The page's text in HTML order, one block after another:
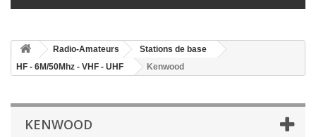
Radio-Amateurs
Stations de base
HF - 6M/50Mhz - VHF - UHF
Kenwood
KENWOOD